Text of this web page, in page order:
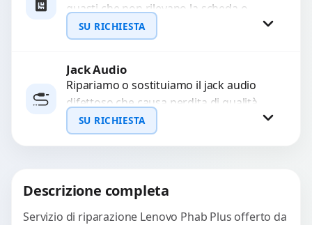
WhatsApp
guasti che non rilevano la scheda o
interrompono il segnale. Utilizziamo
ricambi testati e garantiti...
SU RICHIESTA
Richiedi Preventivo
WhatsApp
Jack Audio
Ripariamo o sostituiamo il jack audio
difettoso che causa perdita di qualità
sonora o impossibilità di collegare cuffie
e accessori....
SU RICHIESTA
Descrizione completa
Servizio di riparazione Lenovo Phab Plus offerto da